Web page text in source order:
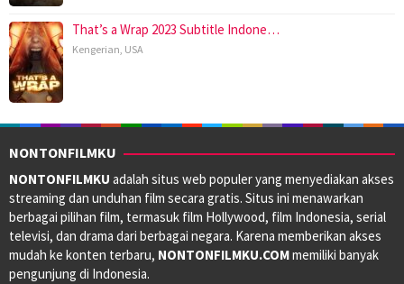
That’s a Wrap 2023 Subtitle Indone…
Kengerian, USA
NONTONFILMKU
NONTONFILMKU adalah situs web populer yang menyediakan akses
streaming dan unduhan film secara gratis. Situs ini menawarkan
berbagai pilihan film, termasuk film Hollywood, film Indonesia, serial
televisi, dan drama dari berbagai negara. Karena memberikan akses
mudah ke konten terbaru, NONTONFILMKU.COMmemiliki banyak
pengunjung di Indonesia.